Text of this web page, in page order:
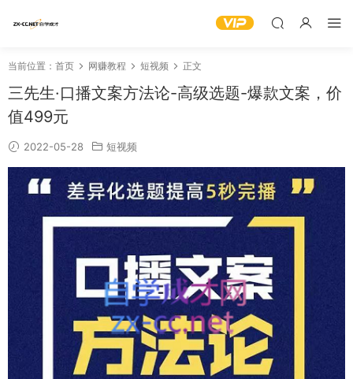
当前位置： 首页 网赚教程 短视频 正文
三先生·口播文案方法论-高级选题-爆款文案，价
值499元
2022-05-28 短视频